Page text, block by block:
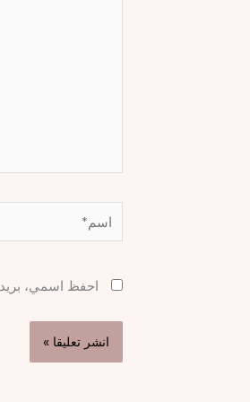
اسم*
احفظ اسمي،